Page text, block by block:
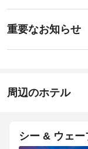
か
ら
楽
し ュ
リ
ル
ッ
ク
イ
ン
重要なお知らせ
に
あ
周辺のホテル
シー & ウェ